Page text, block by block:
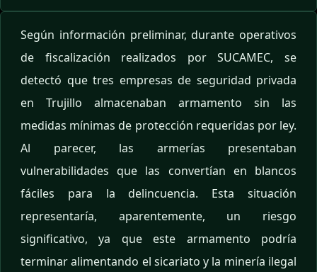
Según información preliminar, durante operativos
de fiscalización realizados por SUCAMEC, se
detectó que tres empresas de seguridad privada
en Trujillo almacenaban armamento sin las
medidas mínimas de protección requeridas por ley.
Al parecer, las armerías presentaban
vulnerabilidades que las convertían en blancos
fáciles para la delincuencia. Esta situación
representaría, aparentemente, un riesgo
significativo, ya que este armamento podría
terminar alimentando el sicariato y la minería ilegal